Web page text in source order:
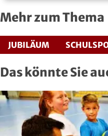
Mehr zum Thema
JUBILÄUM
Das könnte Sie